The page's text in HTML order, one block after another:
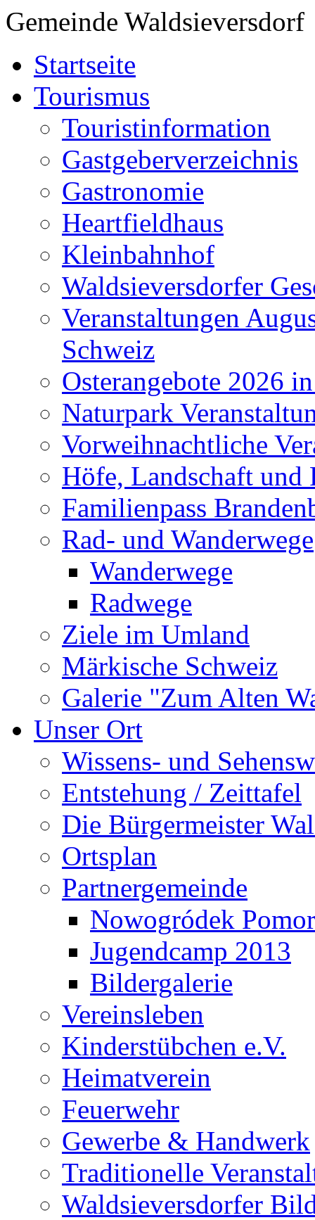
Gemeinde Waldsieversdorf
Startseite
Tourismus
Touristinformation
Gastgeberverzeichnis
Gastronomie
Heartfieldhaus
Kleinbahnhof
Waldsieversdorfer
Veranstaltungen
Schweiz
Osterangebote 2026
Naturpark
Vorweihnachtliche
Höfe, Landschaft und
Familienpass
Rad- und Wanderwege
Wanderwege
Radwege
Ziele im Umland
Märkische Schweiz
Galerie "Zum Alten
Unser Ort
Wissens- und
Entstehung / Zeittafel
Die Bürgermeister
Ortsplan
Partnergemeinde
Nowogródek
Jugendcamp 2013
Bildergalerie
Vereinsleben
Kinderstübchen e.V.
Heimatverein
Feuerwehr
Gewerbe & Handwerk
Traditionelle
Waldsieversdorfer